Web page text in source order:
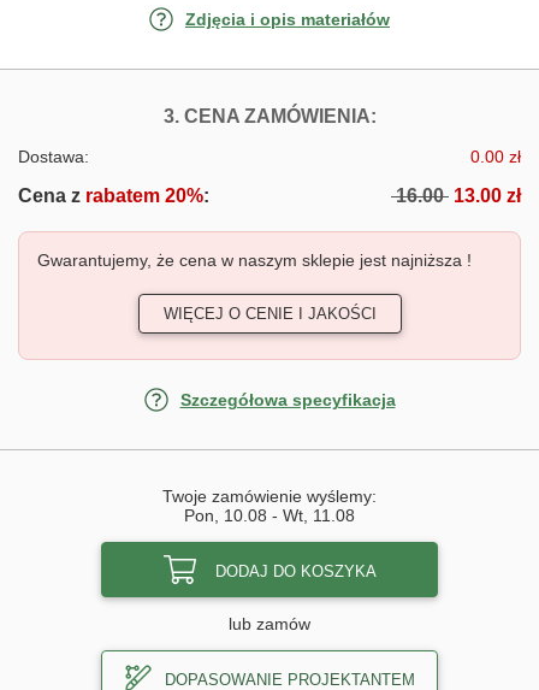
Zdjęcia i opis materiałów
3. CENA ZAMÓWIENIA:FOTOTAPETY
Dostawa: 0.00 zł
Cena z rabatem 20%: 16.00 13.00 zł
Gwarantujemy, że cena w naszym sklepie jest najniższa !
WIĘCEJ O CENIE I JAKOŚCI
Szczegółowa specyfikacja
Twoje zamówienie wyślemy:
Pon, 10.08 - Wt, 11.08
DODAJ DO KOSZYKA
lub zamów
DOPASOWANIE PROJEKTANTEM